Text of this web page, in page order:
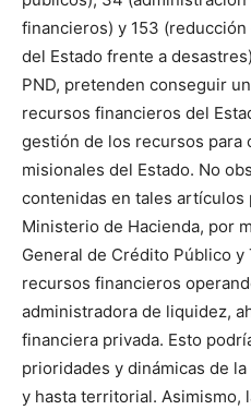
financieros) y 153
del Estado frente a
PND, pretenden conseguir
recursos financieros del
gestión de los recursos para
misionales del Estado. No
contenidas en tales artículos
Ministerio de Hacienda, por
General de Crédito Público
recursos financieros
administradora de liquidez,
financiera privada. Esto
prioridades y dinámicas de
y hasta territorial. Asimismo,